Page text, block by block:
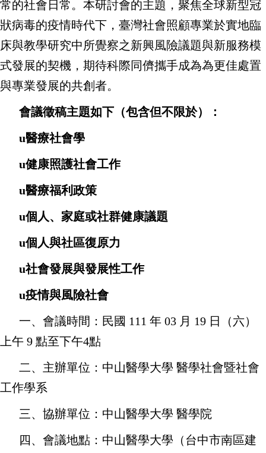
常的社會日常。本研討會的主題，聚焦全球新型冠
狀病毒的疫情時代下，臺灣社會照顧專業於實地臨
床與教學研究中所覺察之新興風險議題與新服務模
式發展的契機，期待科際同儕攜手成為為更佳處置
與專業發展的共創者。
會議徵稿主題如下（包含但不限於）：
u醫療社會學
u健康照護社會工作
u醫療福利政策
u個人、家庭或社群健康議題
u個人與社區復原力
u社會發展與發展性工作
u疫情與風險社會
一、會議時間：民國 111 年 03 月 19 日（六）
上午 9 點至下午4點
二、主辦單位：中山醫學大學 醫學社會暨社會
工作學系
三、協辦單位：中山醫學大學 醫學院
四、會議地點：中山醫學大學（台中市南區建